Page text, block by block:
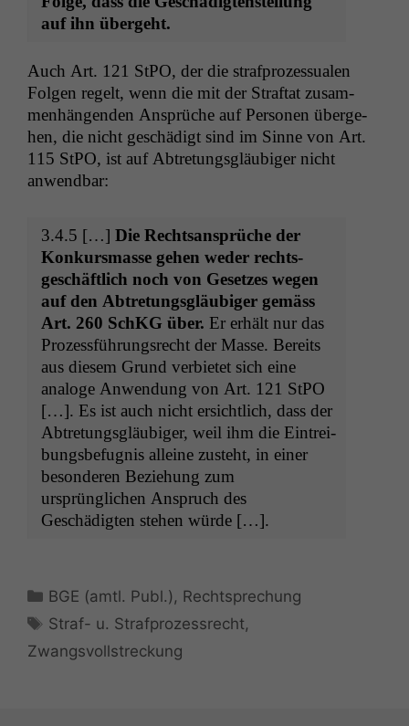
auf ihn übergeht.
Auch Art. 121 StPO, der die straf­prozes­sualen
Fol­gen regelt, wenn die mit der Straftat zusam­
men­hän­gen­den Ansprüche auf Per­so­n­en überge­
hen, die nicht geschädigt sind im Sinne von Art.
115 StPO, ist auf Abtre­tungs­gläu­biger nicht
anwendbar:
3.4.5 […] Die Recht­sansprüche der
Konkurs­masse gehen wed­er rechts­
geschäftlich noch von Geset­zes wegen
auf den Abtre­tungs­gläu­biger gemäss
Art. 260 SchKG über. Er erhält nur das
Prozess­führungsrecht der Masse. Bere­its
aus diesem Grund ver­bi­etet sich eine
analoge Anwen­dung von Art. 121 StPO
[…]. Es ist auch nicht ersichtlich, dass der
Abtre­tungs­gläu­biger, weil ihm die Ein­trei­
bungs­befug­nis alleine zuste­ht, in ein­er
beson­deren Beziehung zum
ursprünglichen Anspruch des
Geschädigten ste­hen würde […].
Kategorien
BGE (amtl. Publ.) , Rechtsprechung
Schlagwörter
Straf- u. Strafprozessrecht,
Zwangsvollstreckung
Notwendige